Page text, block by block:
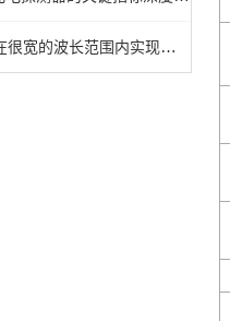
消色差波片可在很宽的波长范围内实现均匀的相位延迟